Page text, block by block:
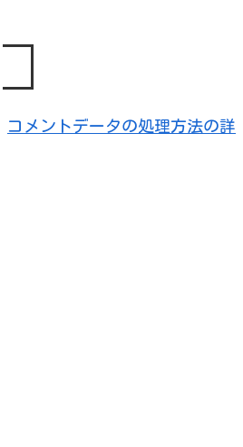
コメントデータの処理方法の詳